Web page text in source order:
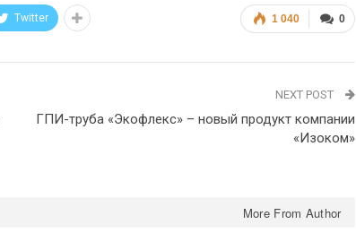
0
1 040
Twitter
NEXT POST
ГПИ-труба «Экофлекс» – новый продукт компании
«Изоком»
More From Author